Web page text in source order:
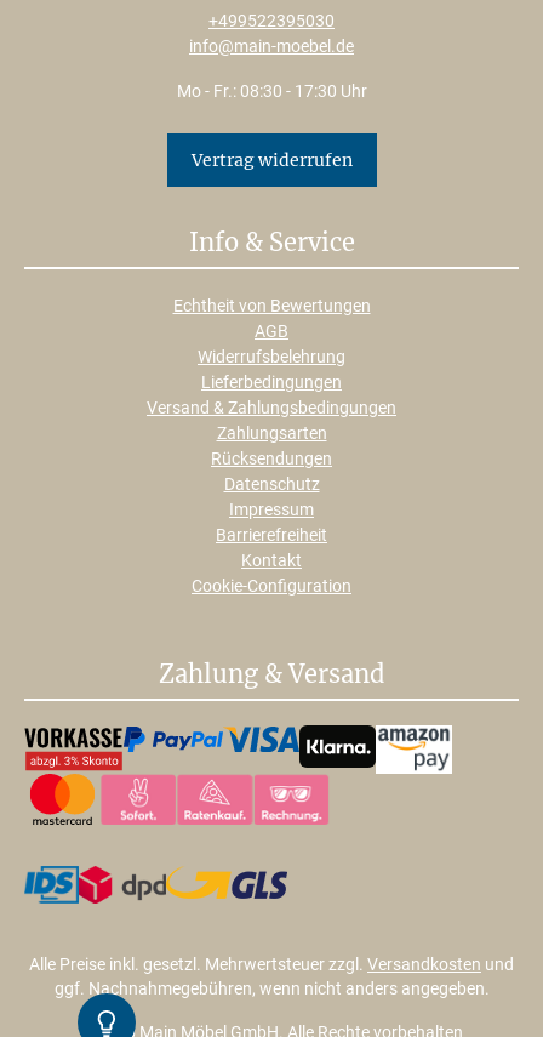
+499522395030
info@main-moebel.de
Mo - Fr.: 08:30 - 17:30 Uhr
Vertrag widerrufen
Info & Service
Echtheit von Bewertungen
AGB
Widerrufsbelehrung
Lieferbedingungen
Versand & Zahlungsbedingungen
Zahlungsarten
Rücksendungen
Datenschutz
Impressum
Barrierefreiheit
Kontakt
Cookie-Configuration
Zahlung & Versand
Alle Preise inkl. gesetzl. Mehrwertsteuer zzgl. Versandkosten und
ggf. Nachnahmegebühren, wenn nicht anders angegeben.
© 2026 Main Möbel GmbH. Alle Rechte vorbehalten
Kontrast